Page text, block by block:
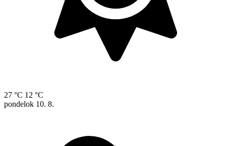
27 °C 12 °C
pondelok 10. 8.